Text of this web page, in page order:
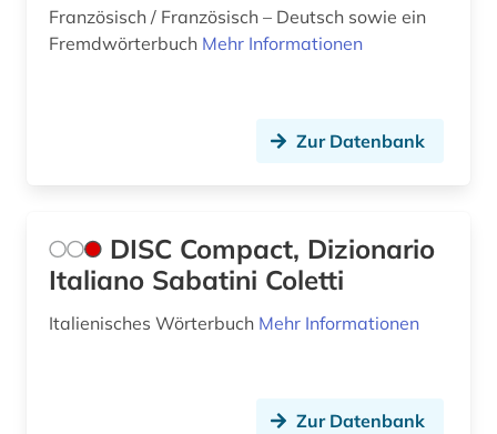
Französisch / Französisch – Deutsch sowie ein
Fremdwörterbuch Mehr Informationen
Zur Datenbank
DISC Compact, Dizionario
Italiano Sabatini Coletti
Italienisches Wörterbuch Mehr Informationen
Zur Datenbank